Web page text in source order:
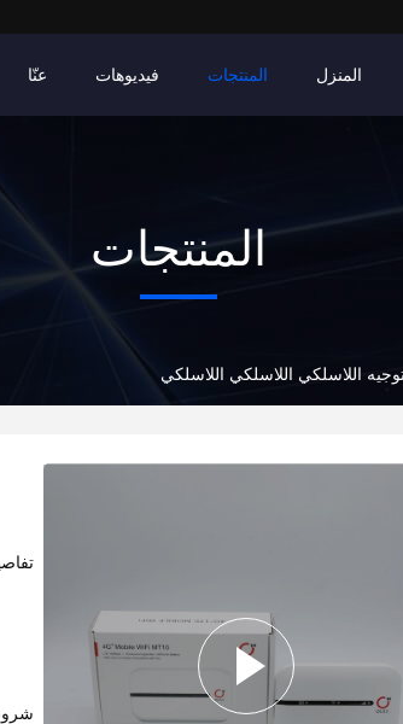
المنزل المنتجات فيديوهات عنّا
المنتجات